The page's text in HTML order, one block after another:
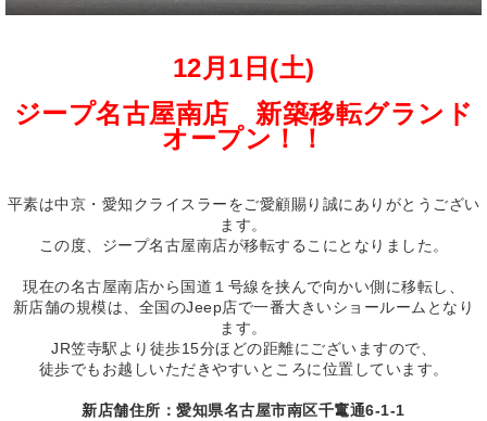
12月1日(土)
ジープ名古屋南店 新築移転グランド
オープン！！
平素は中京・愛知クライスラーをご愛顧賜り誠にありがとうござい
ます。
この度、ジープ名古屋南店が移転するこにとなりました。
現在の名古屋南店から国道１号線を挟んで向かい側に移転し、
新店舗の規模は、全国のJeep店で一番大きいショールームとなり
ます。
JR笠寺駅より徒歩15分ほどの距離にございますので、
徒歩でもお越しいただきやすいところに位置しています。
新店舗住所：愛知県名古屋市南区千竃通6-1-1